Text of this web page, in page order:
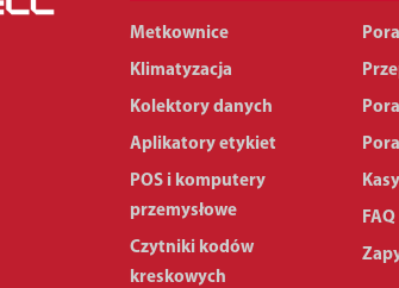
Metkownice
Klimatyzacja
Kolektory danych
Aplikatory etykiet
POS i komputery
przemysłowe
Czytniki kodów
kreskowych
FAQ